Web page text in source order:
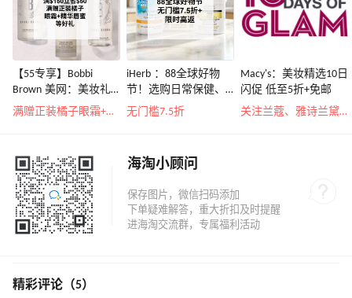
【55专享】Bobbi
Brown 美网：美妆礼
遇！满$150立省$50
满赠正装橘子眼霜+精华唇蜜等好礼
iHerb ：88全球好物
节！选购日常保健、
健身补剂、护肤洗护
无门槛7.5折
Macy's：美妆精选10日
闪促 低至5折+免邮
关注兰蔻、雅诗兰黛等 每日更新
海淘小顾问
精彩评论（5）